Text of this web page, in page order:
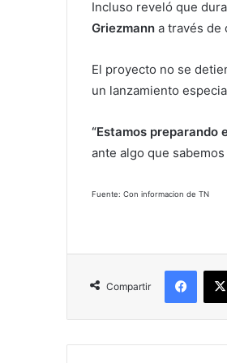
Incluso reveló que
Griezmann a través de
El proyecto no se
un lanzamiento
“Estamos preparando
ante algo que
Fuente: Con informacion de TN
Compartir